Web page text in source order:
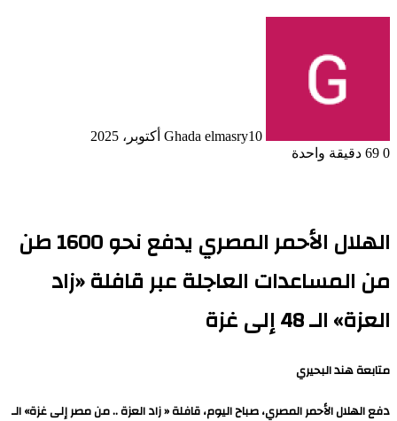
Ghada elmasry10 أكتوبر، 2025
0
دقيقة واحدة
الهلال الأحمر المصري يدفع نحو 1600 طن
من المساعدات العاجلة عبر قافلة «زاد
العزة» الـ 48 إلى غزة
متابعة هند البحيري
دفع الهلال الأحمر المصري، صباح اليوم، قافلة « زاد العزة .. من مصر إلى غزة» الـ